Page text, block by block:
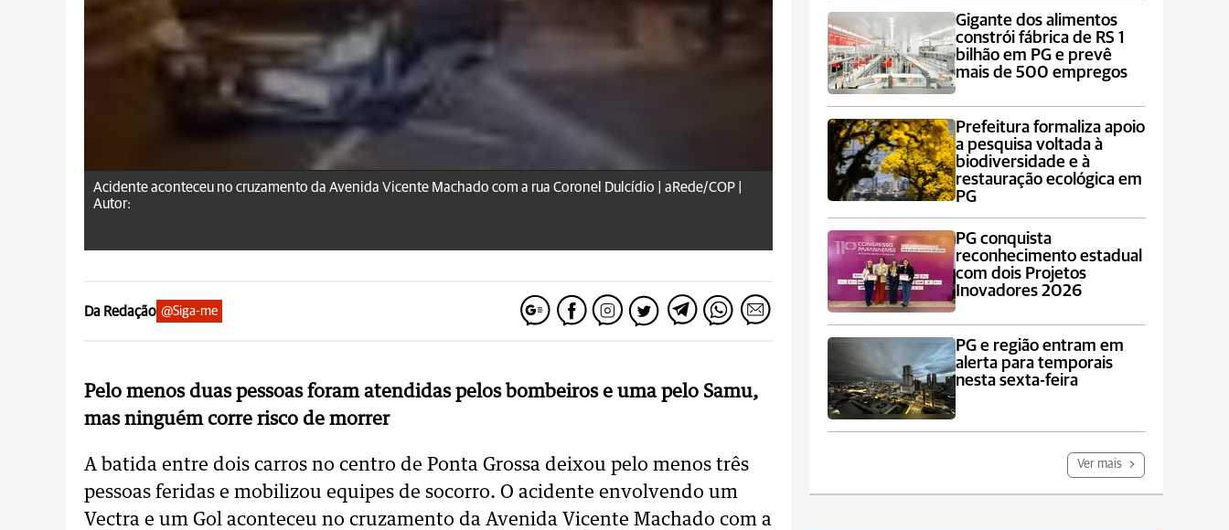
Acidente aconteceu no cruzamento da Avenida Vicente Machado com a rua Coronel Dulcídio | aRede/COP |
Autor:
Da Redação @Siga-me
Pelo menos duas pessoas foram atendidas pelos bombeiros e uma pelo Samu,
mas ninguém corre risco de morrer
A batida entre dois carros no centro de Ponta Grossa deixou pelo menos três
pessoas feridas e mobilizou equipes de socorro. O acidente envolvendo um
Vectra e um Gol aconteceu no cruzamento da Avenida Vicente Machado com a
Gigante dos alimentos
constrói fábrica de RS 1
bilhão em PG e prevê
mais de 500 empregos
Prefeitura formaliza apoio
a pesquisa voltada à
biodiversidade e à
restauração ecológica em
PG
PG conquista
reconhecimento estadual
com dois Projetos
Inovadores 2026
PG e região entram em
alerta para temporais
nesta sexta-feira
Ver mais